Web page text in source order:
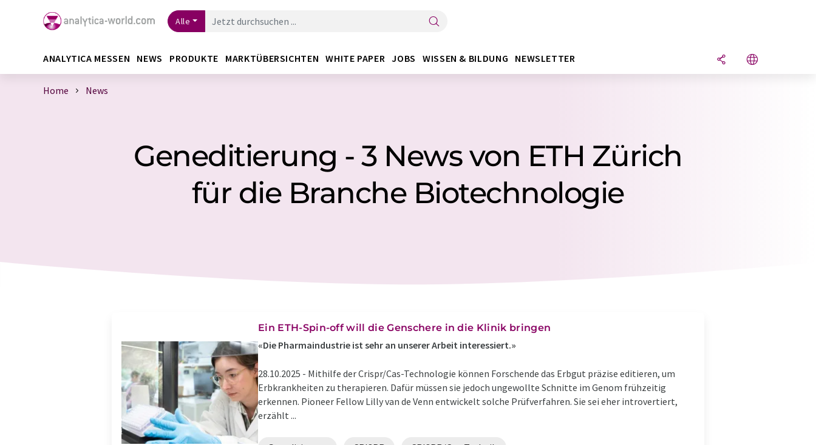
Alle
ANALYTICA MESSEN NEWS PRODUKTE MARKTÜBERSICHTEN WHITE PAPER JOBS WISSEN & BILDUNG NEWSLETTER
Home News
Geneditierung - 3 News von ETH Zürich
für die Branche Biotechnologie
Ein ETH-Spin-off will die Genschere in die Klinik bringen
«Die Pharmaindustrie ist sehr an unserer Arbeit interessiert.»
28.10.2025 - Mithilfe der Crispr/Cas-Technologie können Forschende das Erbgut präzise editieren, um
Erbkrankheiten zu therapieren. Dafür müssen sie jedoch ungewollte Schnitte im Genom frühzeitig
erkennen. Pioneer Fellow Lilly van de Venn entwickelt solche Prüfverfahren. Sie sei eher introvertiert,
erzählt ...